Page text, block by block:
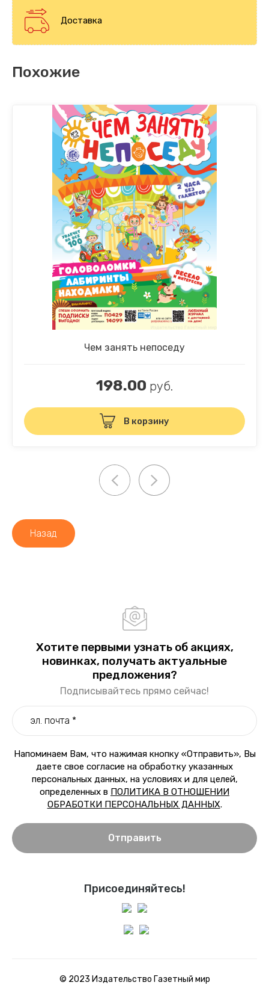
Доставка
Похожие
Чем занять непоседу
198.00 руб.
В корзину
Назад
Присоединяйтесь!
Хотите первыми узнать об акциях,
новинках, получать актуальные
предложения?
Подписывайтесь прямо сейчас!
Напоминаем Вам, что нажимая кнопку «Отправить», Вы
даете свое согласие на обработку указанных
персональных данных, на условиях и для целей,
определенных в ПОЛИТИКА В ОТНОШЕНИИ
ОБРАБОТКИ ПЕРСОНАЛЬНЫХ ДАННЫХ.
Отправить
© 2023 Издательство Газетный мир